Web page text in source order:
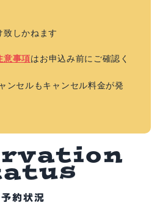
致しかねます
意事項はお申込み前にご確認く
ンセルもキャンセル料金が発
rvation
atus
予約状況